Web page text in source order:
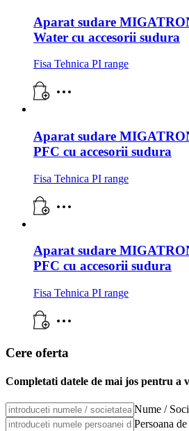
Aparat sudare
Water cu accesorii sudura
Fisa Tehnica PI range
Aparat sudare
PFC cu accesorii sudura
Fisa Tehnica PI range
Aparat sudare
PFC cu accesorii sudura
Fisa Tehnica PI range
Cere oferta
Completati datele de mai jos pentru a
Nume /
Persoana